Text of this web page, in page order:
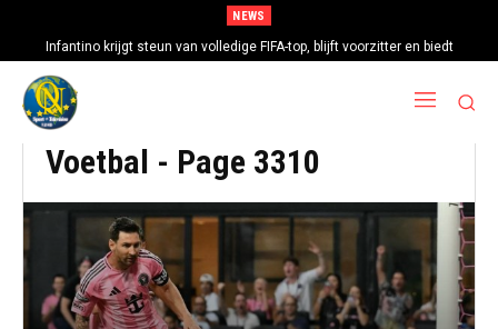
NEWS
Infantino krijgt steun van volledige FIFA-top, blijft voorzitter en biedt
excuses aan
Oud-voetballer en FIFA-ambassadeur Figo: Infantino moet weg
Voetbal - Page 3310